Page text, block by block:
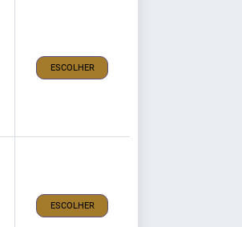
ESCOLHER
ESCOLHER